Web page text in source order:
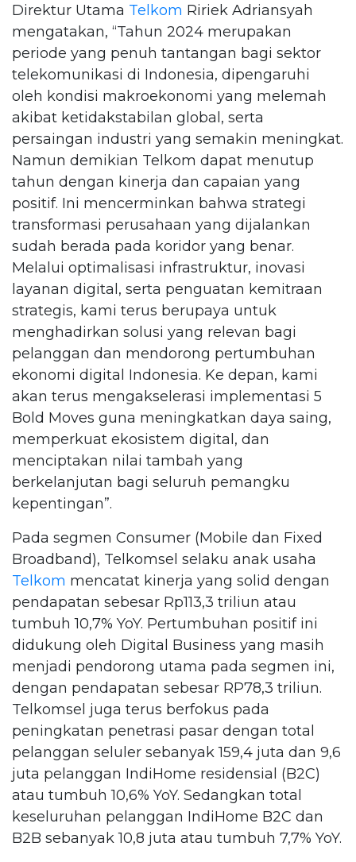
Direktur Utama Telkom Ririek Adriansyah
mengatakan, “Tahun 2024 merupakan
periode yang penuh tantangan bagi sektor
telekomunikasi di Indonesia, dipengaruhi
oleh kondisi makroekonomi yang melemah
akibat ketidakstabilan global, serta
persaingan industri yang semakin meningkat.
Namun demikian Telkom dapat menutup
tahun dengan kinerja dan capaian yang
positif. Ini mencerminkan bahwa strategi
transformasi perusahaan yang dijalankan
sudah berada pada koridor yang benar.
Melalui optimalisasi infrastruktur, inovasi
layanan digital, serta penguatan kemitraan
strategis, kami terus berupaya untuk
menghadirkan solusi yang relevan bagi
pelanggan dan mendorong pertumbuhan
ekonomi digital Indonesia. Ke depan, kami
akan terus mengakselerasi implementasi 5
Bold Moves guna meningkatkan daya saing,
memperkuat ekosistem digital, dan
menciptakan nilai tambah yang
berkelanjutan bagi seluruh pemangku
kepentingan”.
Pada segmen Consumer (Mobile dan Fixed
Broadband), Telkomsel selaku anak usaha
Telkom mencatat kinerja yang solid dengan
pendapatan sebesar Rp113,3 triliun atau
tumbuh 10,7% YoY. Pertumbuhan positif ini
didukung oleh Digital Business yang masih
menjadi pendorong utama pada segmen ini,
dengan pendapatan sebesar RP78,3 triliun.
Telkomsel juga terus berfokus pada
peningkatan penetrasi pasar dengan total
pelanggan seluler sebanyak 159,4 juta dan 9,6
juta pelanggan IndiHome residensial (B2C)
atau tumbuh 10,6% YoY. Sedangkan total
keseluruhan pelanggan IndiHome B2C dan
B2B sebanyak 10,8 juta atau tumbuh 7,7% YoY.